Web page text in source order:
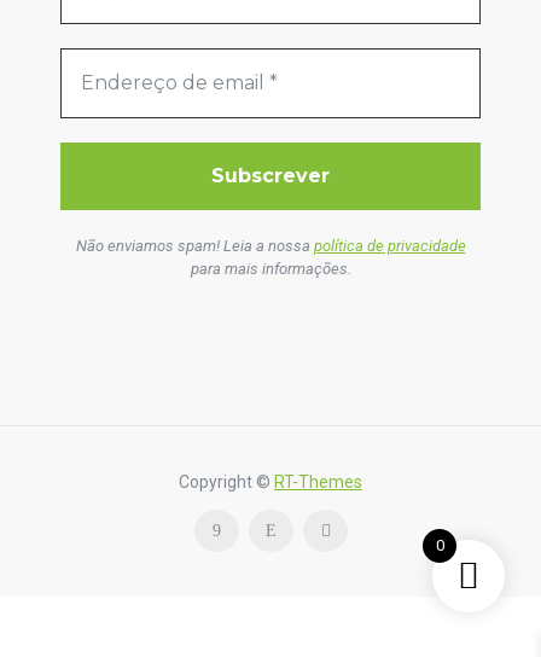
Não enviamos spam! Leia a nossa política de privacidade
para mais informações.
Copyright © RT-Themes
0